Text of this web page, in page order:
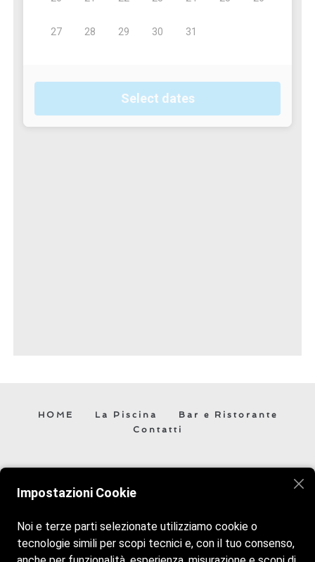
HOME La Piscina
Bar e Ristorante
Contatti
Veniteci a trovare vi aspettiamo! Siamo aperti tutti i giorni
dalle 10:00 alle 19:00. Mentre il bar ristorante è aperto
Impostazioni Cookie
Noi e terze parti selezionate utilizziamo cookie o
tecnologie simili per scopi tecnici e, con il tuo consenso,